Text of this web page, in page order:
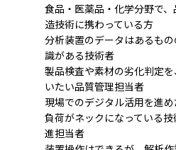
食品・医薬品・化学分野で
造技術に携わっている方
分析装置のデータはあるも
識がある技術者
製品検査や素材の劣化判定
いたい品質管理担当者
現場でのデジタル活用を進
負荷がネックになっている
進担当者